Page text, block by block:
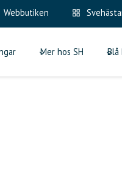
Webbutiken
Mer hos SH Blå